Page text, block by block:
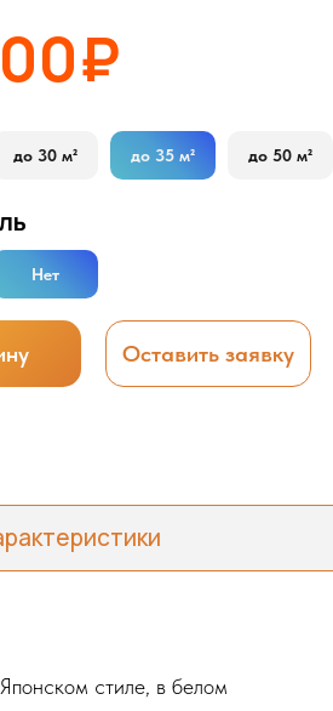
до 30 м²
Нет
до 35 м² до 50 м²
Оставить заявку
стиле, в белом